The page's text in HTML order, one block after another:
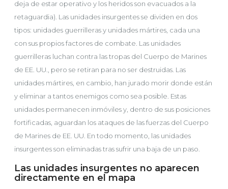
deja de estar operativo y los heridos son evacuados a la
retaguardia). Las unidades insurgentes se dividen en dos
tipos: unidades guerrilleras y unidades mártires, cada una
con sus propios factores de combate. Las unidades
guerrilleras luchan contra las tropas del Cuerpo de Marines
de EE. UU., pero se retiran para no ser destruidas. Las
unidades mártires, en cambio, han jurado morir donde están
y eliminar a tantos enemigos como sea posible. Estas
unidades permanecen inmóviles y, dentro de sus posiciones
fortificadas, aguardan los ataques de las fuerzas del Cuerpo
de Marines de EE. UU. En todo momento, las unidades
insurgentes son eliminadas tras sufrir una baja de un paso.
Las unidades insurgentes no aparecen
directamente en el mapa